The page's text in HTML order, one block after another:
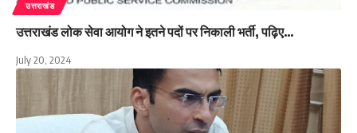
उत्तराखंड
उत्तराखंड लोक सेवा आयोग ने इतने पदों पर निकाली भर्ती, पढ़िए…
July 20, 2024